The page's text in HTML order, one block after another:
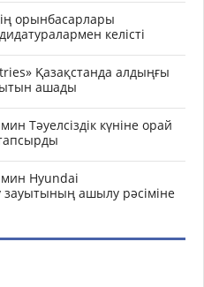
орынбасарлары
келісті
Қазақстанда алдыңғы
ашады
Тәуелсіздік күніне орай
Hyundai
зауытының ашылу рәсіміне